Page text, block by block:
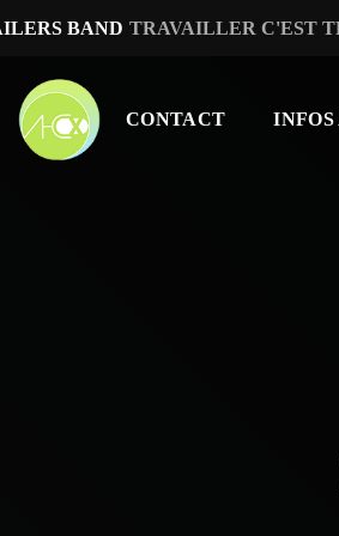
BAND TRAVAILLER C'EST
CONTACT INFOS